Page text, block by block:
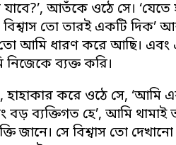
যাবে?’, আতঁকে ওঠে সে।
তো তারই একটি দিক’
তো আমি ধারণ করে আছি।
নিজেকে ব্যক্ত করি।
হাহাকার করে ওঠে সে, ‘আমি
বড় ব্যক্তিগত হে’, আমি
জানে। সে বিশ্বাস তো